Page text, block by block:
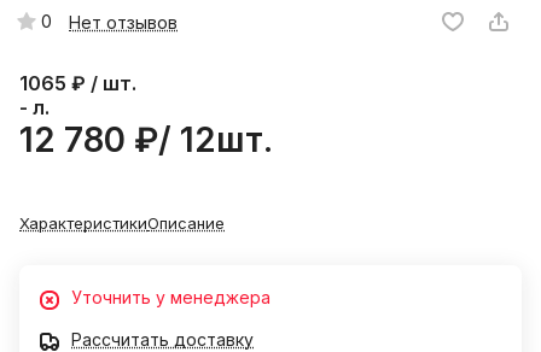
0 Нет отзывов
1065 ₽ / шт.
- л.
12 780 ₽/ 12шт.
ХарактеристикиОписание
Уточнить у менеджера
Рассчитать доставку